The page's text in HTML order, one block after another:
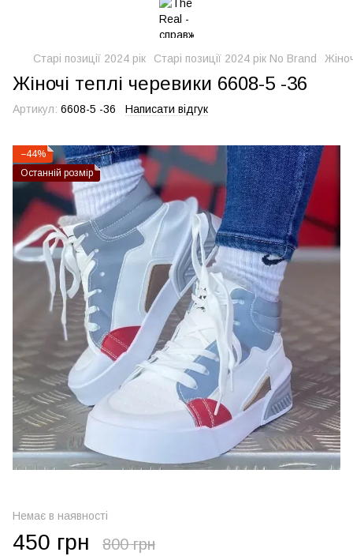
Старі позиції 2024 рік Старі позиції 2024 рік No Brand
Жіночі теплі черевики 6608-5 -36
Артикул: 6608-5 -36 Написати відгук
−44%
Останній розмір
Немає в наявності
450 грн 800 грн